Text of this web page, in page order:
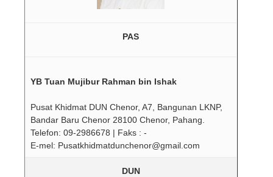
PAS
YB Tuan Mujibur Rahman bin Ishak
Pusat Khidmat DUN Chenor, A7, Bangunan LKNP,
Bandar Baru Chenor 28100 Chenor, Pahang.
Telefon: 09-2986678 | Faks : -
E-mel: Pusatkhidmatdunchenor@gmail.com
DUN